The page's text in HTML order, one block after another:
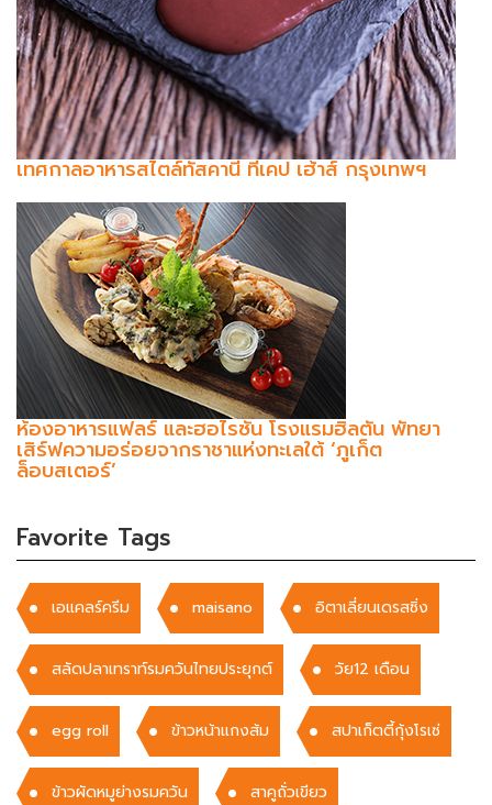
เทศกาลอาหารสไตล์ทัสคานี ทีเคป เฮ้าส์ กรุงเทพฯ
ห้องอาหารแฟลร์ และฮอไรซัน โรงแรมฮิลตัน พัทยา
เสิร์ฟความอร่อยจากราชาแห่งทะเลใต้ ‘ภูเก็ต
ล็อบสเตอร์’
Favorite Tags
เอแคลร์ครีม maisano อิตาเลี่ยนเดรสซิ่ง
สลัดปลาเทราท์รมควันไทยประยุกต์ วัย12 เดือน
egg roll ข้าวหน้าแกงส้ม สปาเก็ตตี้กุ้งโรเซ่
ข้าวผัดหมูย่างรมควัน สาคูถั่วเขียว